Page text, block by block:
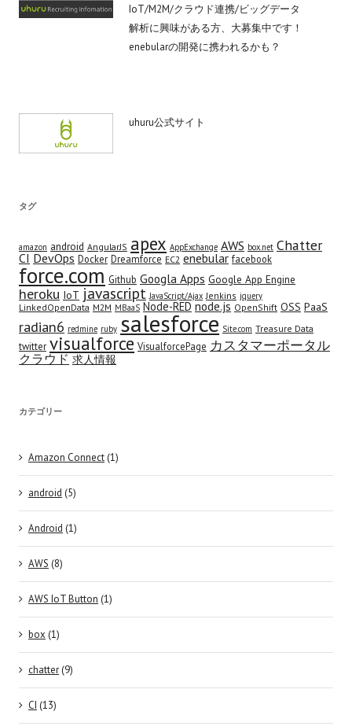
IoT/M2M/クラウド連携/ビッグデータ
解析に興味がある方、大募集中です！
enebularの開発に携われるかも？
uhuru公式サイト
タグ
amazon android AngularJS apex AppExchange AWS box.net Chatter
CI DevOps Docker Dreamforce EC2 enebular facebook
force.com Github Googla Apps Google App Engine
heroku IoT javascript JavaScript/Ajax Jenkins jquery
LinkedOpenData M2M MBaaS Node-RED node.js OpenShift OSS PaaS
radian6 redmine ruby salesforce Site.com Treasure Data
twitter visualforce VisualforcePage カスタマーポータル
クラウド 求人情報
カテゴリー
Amazon Connect(1)
android (5)
Android (1)
AWS (8)
AWS IoT Button (1)
box (1)
chatter(9)
CI (13)